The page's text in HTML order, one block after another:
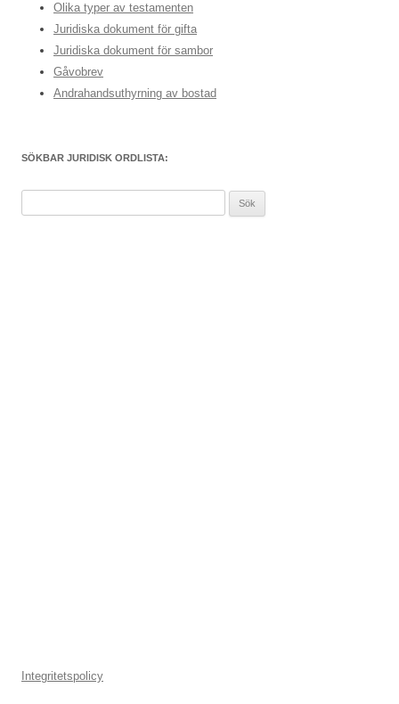
Olika typer av testamenten
Juridiska dokument för gifta
Juridiska dokument för sambor
Gåvobrev
Andrahandsuthyrning av bostad
SÖKBAR JURIDISK ORDLISTA:
Integritetspolicy